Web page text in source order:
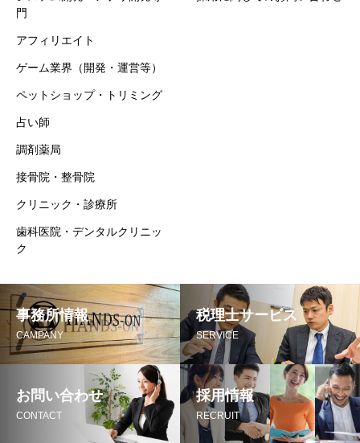
門
アフィリエイト
ゲーム業界（開発・運営等）
ペットショップ・トリミング
占い師
調剤薬局
接骨院・整骨院
クリニック・診療所
歯科医院・デンタルクリニッ
ク
事務所情報
CAMPANY
税理士サービス
SERVICE
お問い合わせ
CONTACT
採用情報
RECRUIT